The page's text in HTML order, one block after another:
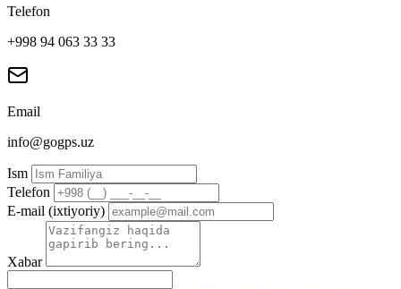
Telefon
+998 94 063 33 33
Email
info@gogps.uz
Ism
Telefon
E-mail (ixtiyoriy)
Xabar